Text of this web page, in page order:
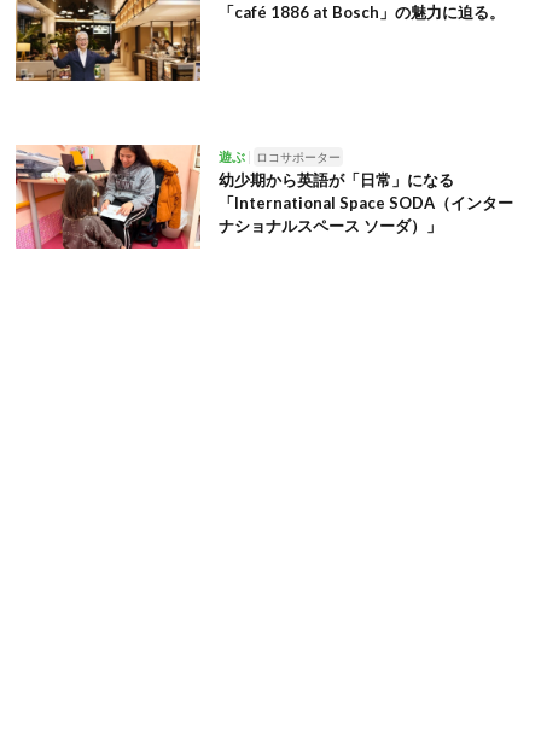
「café 1886 at Bosch」の魅力に迫る。
遊ぶ ロコサポーター
幼少期から英語が「日常」になる
「International Space SODA（インター
ナショナルスペース ソーダ）」